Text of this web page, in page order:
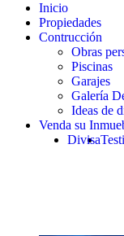
Inicio
Propiedades
Contrucción
Obras
Piscinas
Garajes
Galería
Ideas de
Venda su
Divisa